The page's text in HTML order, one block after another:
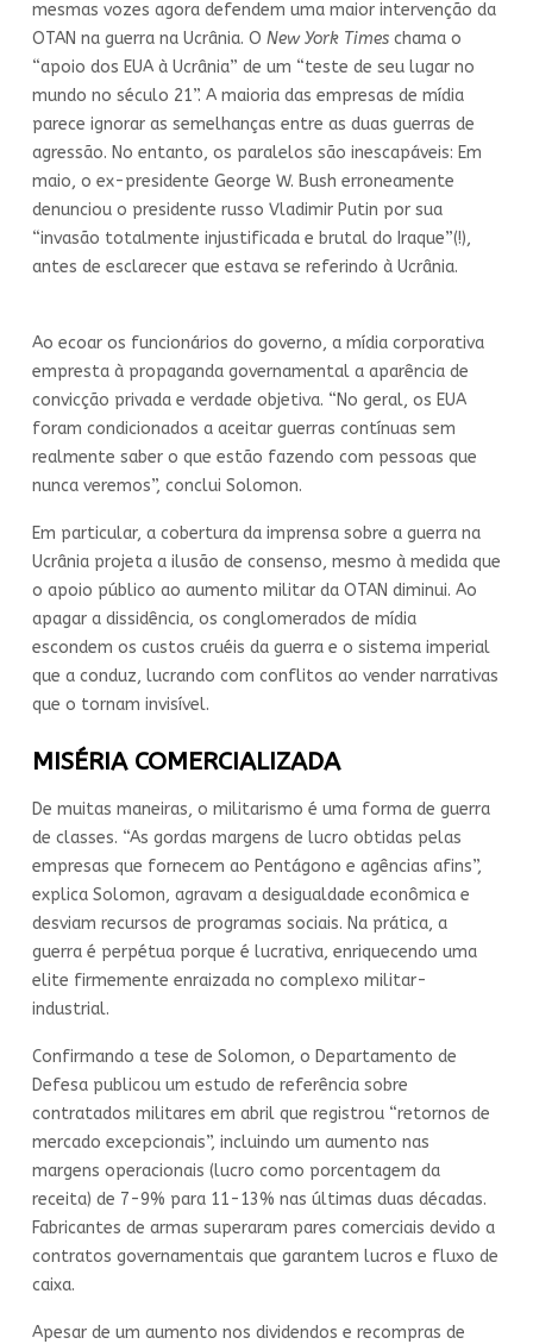
mesmas vozes agora defendem uma maior intervenção da
OTAN na guerra na Ucrânia. O New York Times chama o
“apoio dos EUA à Ucrânia” de um “teste de seu lugar no
mundo no século 21”. A maioria das empresas de mídia
parece ignorar as semelhanças entre as duas guerras de
agressão. No entanto, os paralelos são inescapáveis: Em
maio, o ex-presidente George W. Bush erroneamente
denunciou o presidente russo Vladimir Putin por sua
“invasão totalmente injustificada e brutal do Iraque”(!),
antes de esclarecer que estava se referindo à Ucrânia.
Ao ecoar os funcionários do governo, a mídia corporativa
empresta à propaganda governamental a aparência de
convicção privada e verdade objetiva. “No geral, os EUA
foram condicionados a aceitar guerras contínuas sem
realmente saber o que estão fazendo com pessoas que
nunca veremos”, conclui Solomon.
Em particular, a cobertura da imprensa sobre a guerra na
Ucrânia projeta a ilusão de consenso, mesmo à medida que
o apoio público ao aumento militar da OTAN diminui. Ao
apagar a dissidência, os conglomerados de mídia
escondem os custos cruéis da guerra e o sistema imperial
que a conduz, lucrando com conflitos ao vender narrativas
que o tornam invisível.
MISÉRIA COMERCIALIZADA
De muitas maneiras, o militarismo é uma forma de guerra
de classes. “As gordas margens de lucro obtidas pelas
empresas que fornecem ao Pentágono e agências afins”,
explica Solomon, agravam a desigualdade econômica e
desviam recursos de programas sociais. Na prática, a
guerra é perpétua porque é lucrativa, enriquecendo uma
elite firmemente enraizada no complexo militar-
industrial.
Confirmando a tese de Solomon, o Departamento de
Defesa publicou um estudo de referência sobre
contratados militares em abril que registrou “retornos de
mercado excepcionais”, incluindo um aumento nas
margens operacionais (lucro como porcentagem da
receita) de 7-9% para 11-13% nas últimas duas décadas.
Fabricantes de armas superaram pares comerciais devido a
contratos governamentais que garantem lucros e fluxo de
caixa.
Apesar de um aumento nos dividendos e recompras de